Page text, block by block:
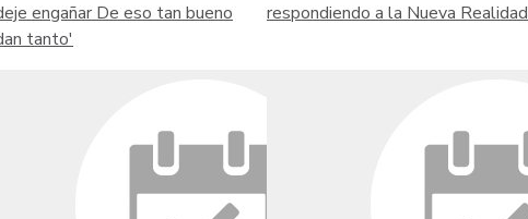
engañar De eso tan bueno
tanto'
respondiendo a la Nueva Realidad